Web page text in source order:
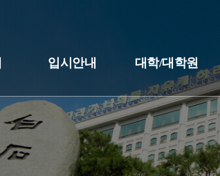
입시안내 대학/대학원